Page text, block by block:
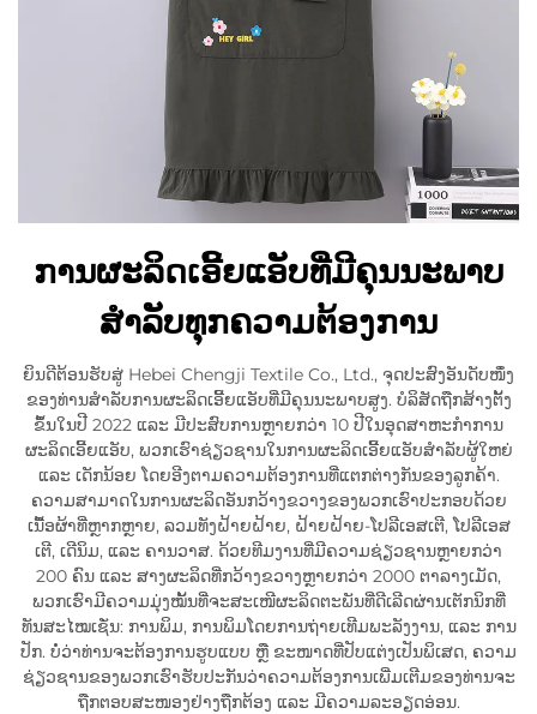
ການຜະລິດເອີ້ຍແອັບທີ່ມີຄຸນນະພາບ
ສຳລັບທຸກຄວາມຕ້ອງການ
ຍິນດີຕ້ອນຮັບສູ່ Hebei Chengji Textile Co., Ltd., ຈຸດປະສົງອັນດັບໜຶ່ງ
ຂອງທ່ານສຳລັບການຜະລິດເອີ້ຍແອັບທີ່ມີຄຸນນະພາບສູງ. ບໍລິສັດຖືກສ້າງຕັ້ງ
ຂຶ້ນໃນປີ 2022 ແລະ ມີປະສົບການຫຼາຍກວ່າ 10 ປີໃນອຸດສາຫະກຳການ
ຜະລິດເອີ້ຍແອັບ, ພວກເຮົາຊ່ຽວຊານໃນການຜະລິດເອີ້ຍແອັບສຳລັບຜູ້ໃຫຍ່
ແລະ ເດັກນ້ອຍ ໂດຍອີງຕາມຄວາມຕ້ອງການທີ່ແຕກຕ່າງກັນຂອງລູກຄ້າ.
ຄວາມສາມາດໃນການຜະລິດອັນກວ້າງຂວາງຂອງພວກເຮົາປະກອບດ້ວຍ
ເນື້ອຜ້າທີ່ຫຼາກຫຼາຍ, ລວມທັງຝ້າຍຝ້າຍ, ຝ້າຍຝ້າຍ-ໂປລີເອສເຕີ, ໂປລີເອສ
ເຕີ, ເດີນິມ, ແລະ ຄານວາສ. ດ້ວຍທີມງານທີ່ມີຄວາມຊ່ຽວຊານຫຼາຍກວ່າ
200 ຄົນ ແລະ ສາງຜະລິດທີ່ກວ້າງຂວາງຫຼາຍກວ່າ 2000 ຕາລາງເມັດ,
ພວກເຮົາມີຄວາມມຸ່ງໝັ້ນທີ່ຈະສະເໜີຜະລິດຕະພັນທີ່ດີເລີດຜ່ານເຕັກນິກທີ່
ທັນສະໄໝເຊັ່ນ: ການພິມ, ການພິມໂດຍການຖ່າຍເທີມພະລັງງານ, ແລະ ການ
ປັກ. ບໍ່ວ່າທ່ານຈະຕ້ອງການຮູບແບບ ຫຼື ຂະໜາດທີ່ປັບແຕ່ງເປັນພິເສດ, ຄວາມ
ຊ່ຽວຊານຂອງພວກເຮົາຮັບປະກັນວ່າຄວາມຕ້ອງການເພີ່ມເຕີມຂອງທ່ານຈະ
ຖືກຕອບສະໜອງຢ່າງຖືກຕ້ອງ ແລະ ມີຄວາມລະອຽດອ່ອນ.